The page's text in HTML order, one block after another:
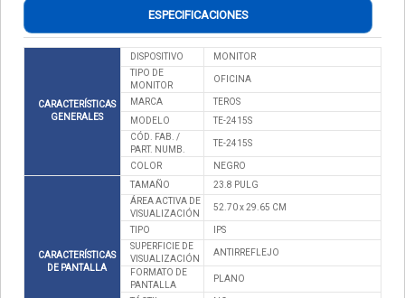
ESPECIFICACIONES
CARACTERÍSTICAS
GENERALES
DISPOSITIVO
MONITOR
TIPO DE
MONITOR
OFICINA
MARCA
TEROS
MODELO
TE-2415S
CÓD. FAB. /
PART. NUMB.
TE-2415S
COLOR NEGRO
CARACTERÍSTICAS
DE PANTALLA
TAMAÑO
23.8 PULG
ÁREA ACTIVA DE
VISUALIZACIÓN
52.70 x 29.65 CM
TIPO
IPS
SUPERFICIE DE
VISUALIZACIÓN
ANTIRREFLEJO
FORMATO DE
PANTALLA
PLANO